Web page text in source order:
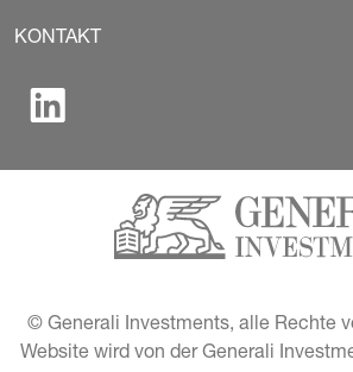
KONTAKT
© Generali Investments, alle Rechte
Website wird von der Generali